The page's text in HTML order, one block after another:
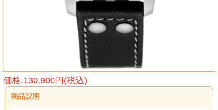
価格:130,900円(税込)
商品説明